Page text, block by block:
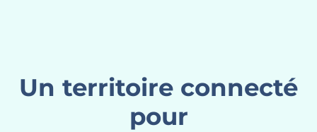
Un territoire connecté
pour